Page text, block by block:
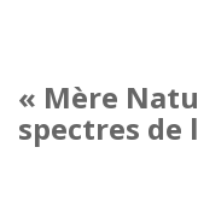
« Mère
spectres de